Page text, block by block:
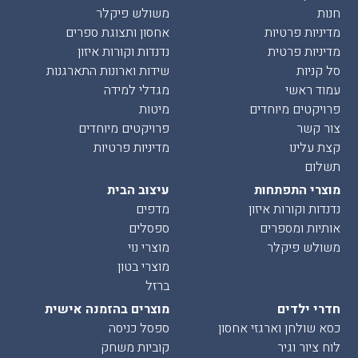
חנות
מדיניות פרטיות
מדיניות פרטית
סל קניות
עמוד ראשי
פרויקטים מיוחדים
צור קשר
קצת עלינו
תשלום
משולש פיקלר
אחסון ותצוגת ספרים
נדנדות וקורות איזון
שידות וארונות התארגנות
מגדלי למידה
מיטות
פרויקטים מיוחדים
מדיניות פרטיות
מוצרי התפתחות
נדנדות וקורות איזון
אותיות ומספרים
משולש פיקלר
עיצוב הבית
מדפים
ספסלים
מוצרי נוי
מוצרי בטון
ברזל
חדרי ילדים
כסא שולחן וארגזי אחסון
לוח ציור וגיר
מוצרים בהזמנה אישית
ספסל כניסה
קוביות משחק